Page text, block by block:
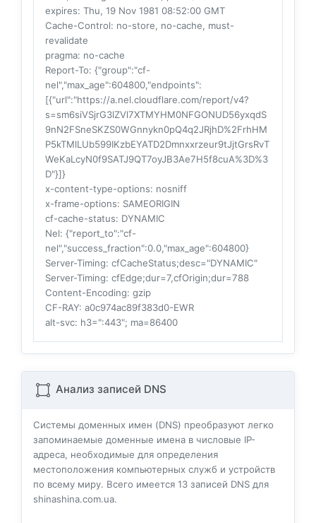
expires: Thu, 19 Nov 1981 08:52:00 GMT
Cache-Control: no-store, no-cache, must-
revalidate
pragma: no-cache
Report-To: {"group":"cf-
nel","max_age":604800,"endpoints":
[{"url":"https://a.nel.cloudflare.com/report/v4?
s=sm6siVSjrG3lZVl7XTMYHM0NFGONUD56yxqdS
9nN2FSneSKZS0WGnnykn0pQ4q2JRjhD%2FrhHM
P5kTMlLUb599IKzbEYATD2Dmnxxrzeur9tJjtGrsRvT
WeKaLcyN0f9SATJ9QT7oyJB3Ae7H5f8cuA%3D%3
D"}]}
x-content-type-options: nosniff
x-frame-options: SAMEORIGIN
cf-cache-status: DYNAMIC
Nel: {"report_to":"cf-
nel","success_fraction":0.0,"max_age":604800}
Server-Timing: cfCacheStatus;desc="DYNAMIC"
Server-Timing: cfEdge;dur=7,cfOrigin;dur=788
Content-Encoding: gzip
CF-RAY: a0c974ac89f383d0-EWR
alt-svc: h3=":443"; ma=86400
Анализ записей DNS
Системы доменных имен (DNS) преобразуют легко
запоминаемые доменные имена в числовые IP-
адреса, необходимые для определения
местоположения компьютерных служб и устройств
по всему миру. Всего имеется 13 записей DNS для
shinashina.com.ua.